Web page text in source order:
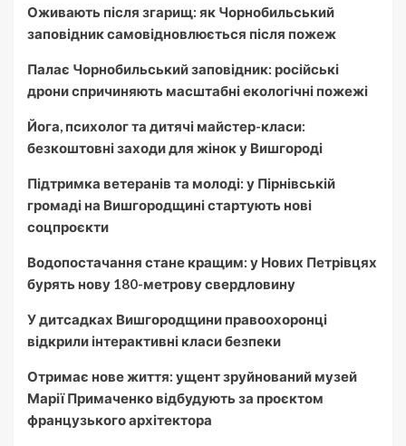
Оживають після згарищ: як Чорнобильський
заповідник самовідновлюється після пожеж
Палає Чорнобильський заповідник: російські
дрони спричиняють масштабні екологічні пожежі
Йога, психолог та дитячі майстер-класи:
безкоштовні заходи для жінок у Вишгороді
Підтримка ветеранів та молоді: у Пірнівській
громаді на Вишгородщині стартують нові
соцпроєкти
Водопостачання стане кращим: у Нових Петрівцях
бурять нову 180-метрову свердловину
У дитсадках Вишгородщини правоохоронці
відкрили інтерактивні класи безпеки
Отримає нове життя: ущент зруйнований музей
Марії Примаченко відбудують за проєктом
французького архітектора